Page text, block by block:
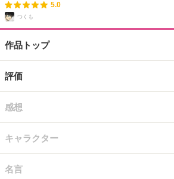
5.0
つくも
作品トップ
評価
感想
キャラクター
名言